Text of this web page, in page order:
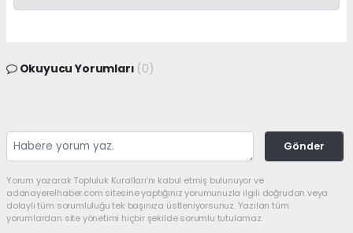
Okuyucu Yorumları (0)
Gönder
Yorum yazarak Topluluk Kuralları’nı kabul etmiş bulunuyor ve
adanayerelhaber.com sitesine yaptığınız yorumunuzla ilgili doğrudan veya
dolaylı tüm sorumluluğu tek başınıza üstleniyorsunuz. Yazılan tüm
yorumlardan site yönetimi hiçbir şekilde sorumlu tutulamaz.